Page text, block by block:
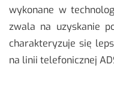
wy­ko­na­ne w
zwa­la na uzy­ska­nie
cha­rak­te­ry­zu­je się
na linii te­le­fo­nicz­nej